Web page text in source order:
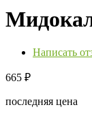
Написать
665 ₽
последняя цена